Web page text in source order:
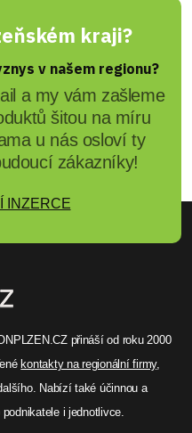
kraji?
v našem regionu?
a my vám zašleme
šitou na míru
u nás osloví ty
zákazníky!
INZERCE
přináší od roku 2000
kontakty na regionální firmy,
Nabízí také účinnou a
podnikatele i jednotlivce.